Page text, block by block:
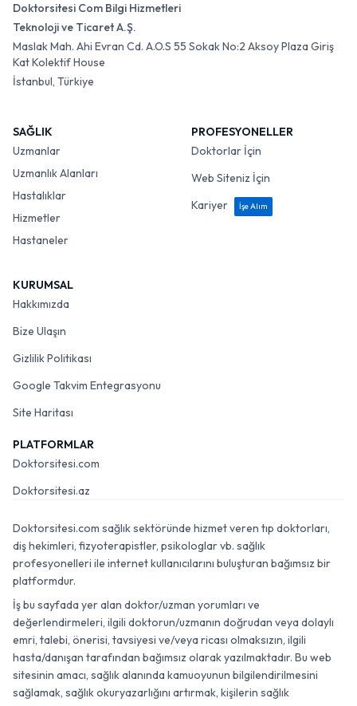
Doktorsitesi Com Bilgi Hizmetleri
Teknoloji ve Ticaret A.Ş.
Maslak Mah. Ahi Evran Cd. A.O.S 55 Sokak No:2 Aksoy Plaza Giriş
Kat Kolektif House
İstanbul, Türkiye
SAĞLIK
Uzmanlar
Uzmanlık Alanları
Hastalıklar
Hizmetler
Hastaneler
PROFESYONELLER
Doktorlar İçin
Web Siteniz İçin
Kariyer
İşe Alım
KURUMSAL
Hakkımızda
Bize Ulaşın
Gizlilik Politikası
Google Takvim Entegrasyonu
Site Haritası
PLATFORMLAR
Doktorsitesi.com
Doktorsitesi.az
Doktorsitesi.com sağlık sektöründe hizmet veren tıp doktorları,
diş hekimleri, fizyoterapistler, psikologlar vb. sağlık
profesyonelleri ile internet kullanıcılarını buluşturan bağımsız bir
platformdur.
İş bu sayfada yer alan doktor/uzman yorumları ve
değerlendirmeleri, ilgili doktorun/uzmanın doğrudan veya dolaylı
emri, talebi, önerisi, tavsiyesi ve/veya ricası olmaksızın, ilgili
hasta/danışan tarafından bağımsız olarak yazılmaktadır. Bu web
sitesinin amacı, sağlık alanında kamuoyunun bilgilendirilmesini
sağlamak, sağlık okuryazarlığını artırmak, kişilerin sağlık